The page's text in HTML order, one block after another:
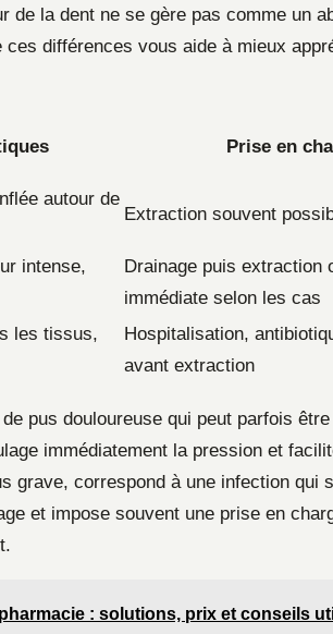
de la dent ne se gère pas comme un
différences vous aide à mieux
Prise en
autour de
Extraction souvent
intense,
Drainage puis extraction
immédiate selon les cas
les tissus,
Hospitalisation,
avant extraction
pus douloureuse qui peut parfois
immédiatement la pression et
grave, correspond à une infection qui
et impose souvent une prise en
: solutions, prix et conseils